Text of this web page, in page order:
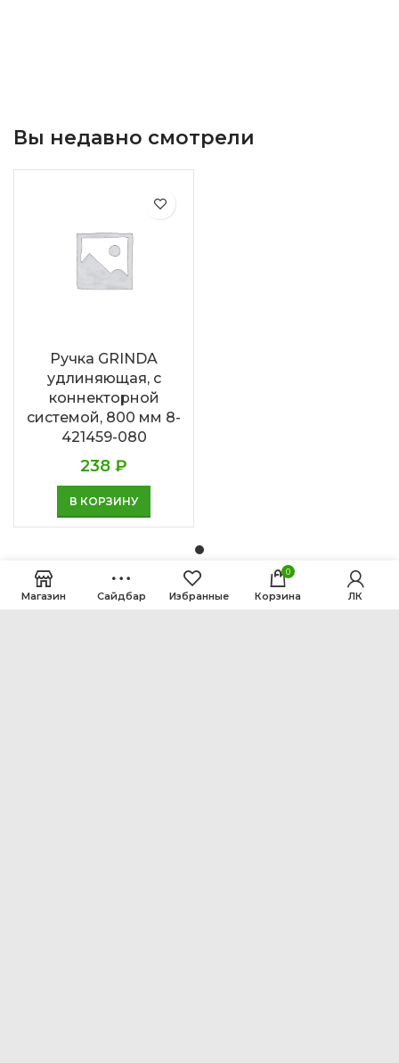
Вы недавно смотрели
Ручка GRINDA
удлиняющая, с
коннекторной
системой, 800 мм 8-
421459-080
238 ₽
В КОРЗИНУ
Магазин Сайдбар Избранные
0
Корзина ЛК